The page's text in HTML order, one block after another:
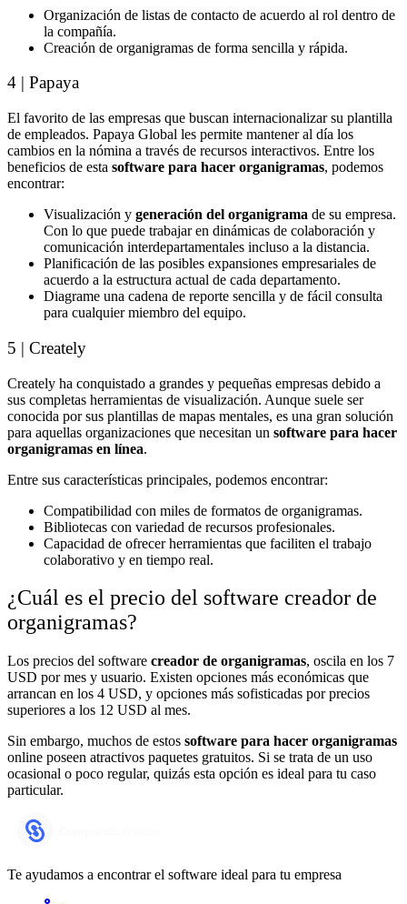
Organización de listas de contacto de acuerdo al rol dentro de
la compañía.
Creación de organigramas de forma sencilla y rápida.
4 | Papaya
El favorito de las empresas que buscan internacionalizar su plantilla
de empleados. Papaya Global les permite mantener al día los
cambios en la nómina a través de recursos interactivos. Entre los
beneficios de esta software para hacer organigramas, podemos
encontrar:
Visualización y generación del organigrama de su empresa.
Con lo que puede trabajar en dinámicas de colaboración y
comunicación interdepartamentales incluso a la distancia.
Planificación de las posibles expansiones empresariales de
acuerdo a la estructura actual de cada departamento.
Diagrame una cadena de reporte sencilla y de fácil consulta
para cualquier miembro del equipo.
5 | Creately
Creately ha conquistado a grandes y pequeñas empresas debido a
sus completas herramientas de visualización. Aunque suele ser
conocida por sus plantillas de mapas mentales, es una gran solución
para aquellas organizaciones que necesitan un software para hacer
organigramas en línea.
Entre sus características principales, podemos encontrar:
Compatibilidad con miles de formatos de organigramas.
Bibliotecas con variedad de recursos profesionales.
Capacidad de ofrecer herramientas que faciliten el trabajo
colaborativo y en tiempo real.
¿Cuál es el precio del software creador de
organigramas?
Los precios del software creador de organigramas, oscila en los 7
USD por mes y usuario. Existen opciones más económicas que
arrancan en los 4 USD, y opciones más sofisticadas por precios
superiores a los 12 USD al mes.
Sin embargo, muchos de estos software para hacer organigramas
online poseen atractivos paquetes gratuitos. Si se trata de un uso
ocasional o poco regular, quizás esta opción es ideal para tu caso
particular.
Te ayudamos a encontrar el software ideal para tu empresa